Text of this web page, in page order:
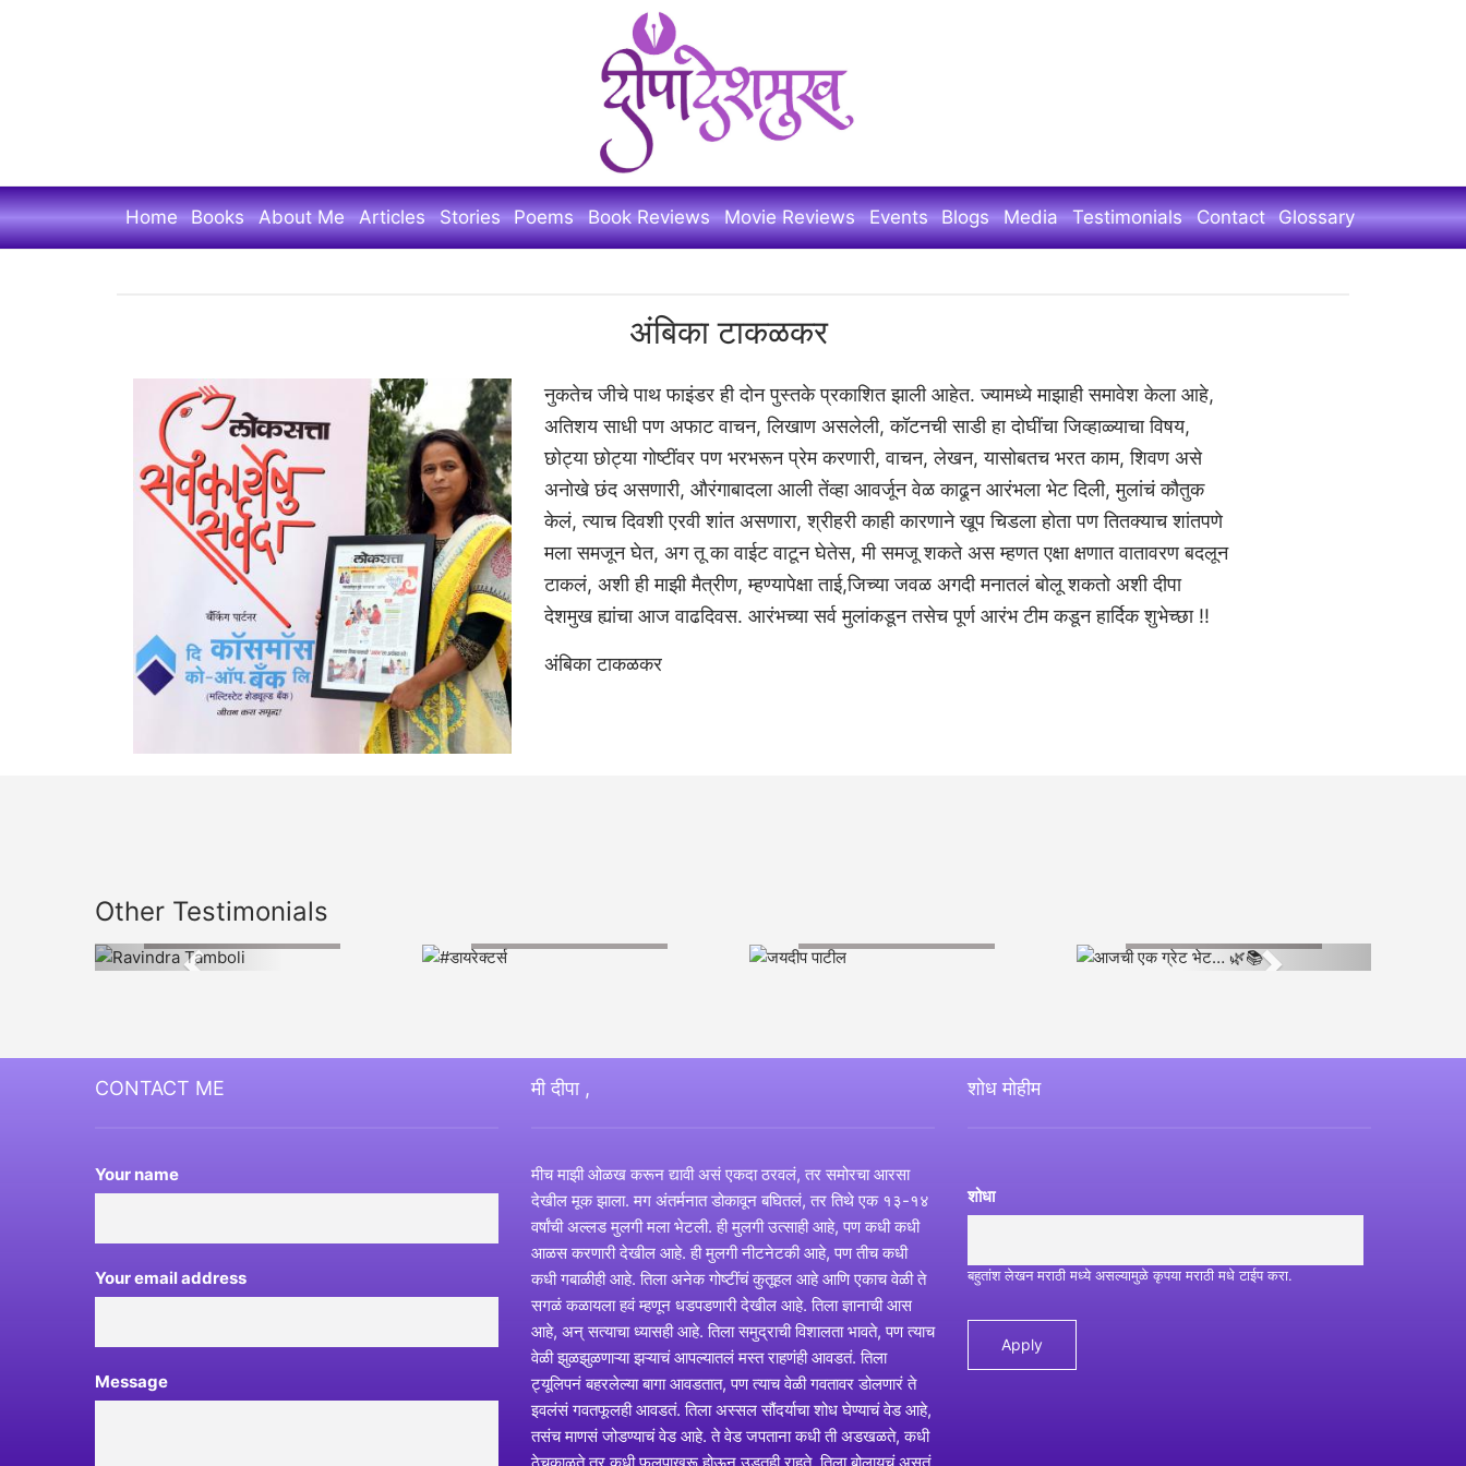
Home Books About Me Articles Stories Poems Book Reviews Movie Reviews Events Blogs Media Testimonials Contact Glossary
अंबिका टाकळकर
अंबिका
टाकळकर
नुकतेच जीचे पाथ फाइंडर ही दोन पुस्तके प्रकाशित झाली आहेत. ज्यामध्ये माझाही समावेश केला आहे,
अतिशय साधी पण अफाट वाचन, लिखाण असलेली, कॉटनची साडी हा दोघींचा जिव्हाळ्याचा विषय,
छोट्या छोट्या गोष्टींवर पण भरभरून प्रेम करणारी, वाचन, लेखन, यासोबतच भरत काम, शिवण असे
अनोखे छंद असणारी, औरंगाबादला आली तेंव्हा आवर्जून वेळ काढून आरंभला भेट दिली, मुलांचं कौतुक
केलं, त्याच दिवशी एरवी शांत असणारा, श्रीहरी काही कारणाने खूप चिडला होता पण तितक्याच शांतपणे
मला समजून घेत, अग तू का वाईट वाटून घेतेस, मी समजू शकते अस म्हणत एक्षा क्षणात वातावरण बदलून
टाकलं, अशी ही माझी मैत्रीण, म्हण्यापेक्षा ताई,जिच्या जवळ अगदी मनातलं बोलू शकतो अशी दीपा
देशमुख ह्यांचा आज वाढदिवस. आरंभच्या सर्व मुलांकडून तसेच पूर्ण आरंभ टीम कडून हार्दिक शुभेच्छा !!
अंबिका टाकळकर
Other Testimonials
Ravindra Tamboli
Previous Next
CONTACT ME
Your name
Your email address
Message
मी दीपा ,
मीच माझी ओळख करून द्यावी असं एकदा ठरवलं, तर समोरचा आरसा
देखील मूक झाला. मग अंतर्मनात डोकावून बघितलं, तर तिथे एक १३-१४
वर्षांची अल्लड मुलगी मला भेटली. ही मुलगी उत्साही आहे, पण कधी कधी
आळस करणारी देखील आहे. ही मुलगी नीटनेटकी आहे, पण तीच कधी
कधी गबाळीही आहे. तिला अनेक गोष्टींचं कुतूहल आहे आणि एकाच वेळी ते
सगळं कळायला हवं म्हणून धडपडणारी देखील आहे. तिला ज्ञानाची आस
आहे, अन् सत्याचा ध्यासही आहे. तिला समुद्राची विशालता भावते, पण त्याच
वेळी झुळझुळणाऱ्या झऱ्याचं आपल्यातलं मस्त राहणंही आवडतं. तिला
ट्यूलिपनं बहरलेल्या बागा आवडतात, पण त्याच वेळी गवतावर डोलणारं ते
इवलंसं गवतफूलही आवडतं. तिला अस्सल सौंदर्याचा शोध घेण्याचं वेड आहे,
तसंच माणसं जोडण्याचं वेड आहे. ते वेड जपताना कधी ती अडखळते, कधी
शोध मोहीम
शोधा
बहुतांश लेखन मराठी मध्ये असल्यामुळे कृपया मराठी मधे टाईप करा.